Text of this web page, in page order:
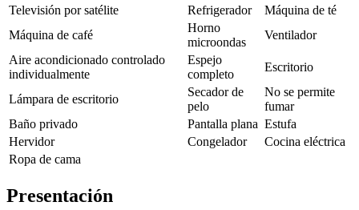
Televisión por satélite
Refrigerador
Máquina de té
Máquina de café
Horno
microondas
Ventilador
Aire acondicionado controlado
individualmente
Espejo
completo
Escritorio
Lámpara de escritorio
Secador de
pelo
No se permite
fumar
Baño privado
Pantalla plana Estufa
Hervidor
Congelador
Cocina eléctrica
Ropa de cama
Presentación